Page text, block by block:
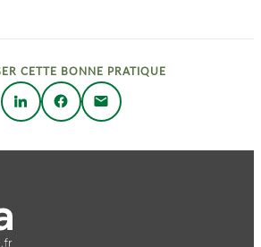
CETTE BONNE PRATIQUE